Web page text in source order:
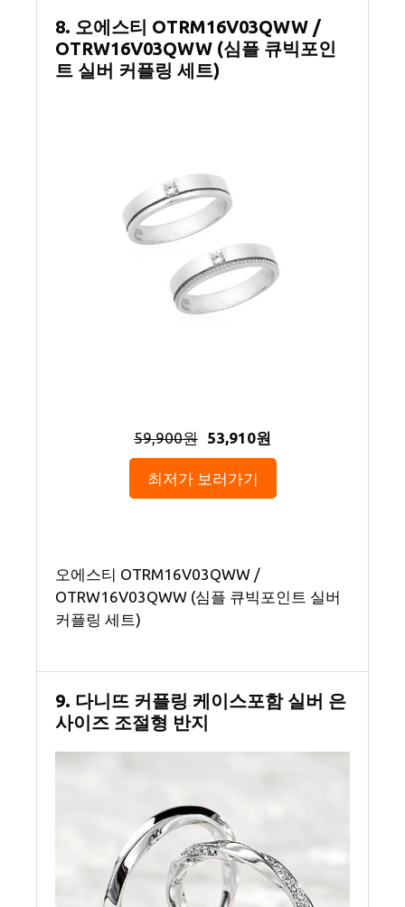
8. 오에스티 OTRM16V03QWW /
OTRW16V03QWW (심플 큐빅포인
트 실버 커플링 세트)
59,900원 53,910원
최저가 보러가기
오에스티 OTRM16V03QWW /
OTRW16V03QWW (심플 큐빅포인트 실버
커플링 세트)
9. 다니뜨 커플링 케이스포함 실버 은
사이즈 조절형 반지